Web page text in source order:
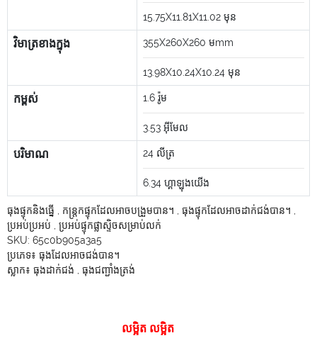
15.75X11.81X11.02 មុន
វិមាត្រខាងក្នុង 355X260X260 មmm
13.98X10.24X10.24 មុន
កម្ពស់ 1.6 រ៉ូម
3.53 អ៊ីមែល
បរិមាណ 24 លីត្រ
6.34 ហ្គាឡុងយើង
ធុងផ្ទុកនិងធ្នើ កន្ត្រកផ្ទុកដែលអាចបង្រួមបាន។ ធុងផ្ទុកដែលអាចដាក់ជង់បាន។
ប្រអប់ប្រអប់
ប្រអប់ផ្ទុកផ្លាស្ទិចសម្រាប់លក់
SKU: 65c0b905a3a5
ប្រភេទ៖ ធុងដែលអាចជង់បាន។
ស្លាក៖ ធុងដាក់ជង់ ធុងជញ្ជាំងត្រង់
លម្អិត លម្អិត